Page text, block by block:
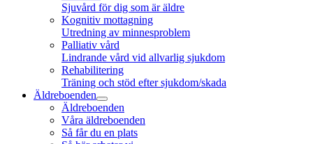
Sjuvård för dig som är äldre
Kognitiv mottagning
Utredning av minnesproblem
Palliativ vård
Lindrande vård vid allvarlig sjukdom
Rehabilitering
Träning och stöd efter sjukdom/skada
Äldreboenden
Äldreboenden
Våra äldreboenden
Så får du en plats